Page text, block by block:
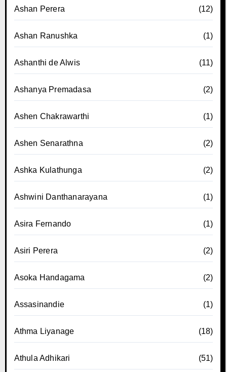
Ashan Perera (12)
Ashan Ranushka (1)
Ashanthi de Alwis (11)
Ashanya Premadasa (2)
Ashen Chakrawarthi (1)
Ashen Senarathna (2)
Ashka Kulathunga (2)
Ashwini Danthanarayana (1)
Asira Fernando (1)
Asiri Perera (2)
Asoka Handagama (2)
Assasinandie (1)
Athma Liyanage (18)
Athula Adhikari (51)